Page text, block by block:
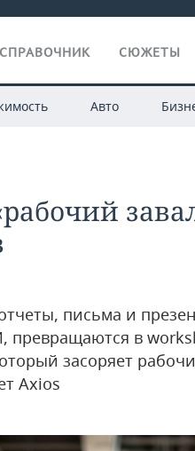
СПРАВОЧНИК СЮЖЕТЫ
Авто
письма и
превращаются в
засоряет
Axios